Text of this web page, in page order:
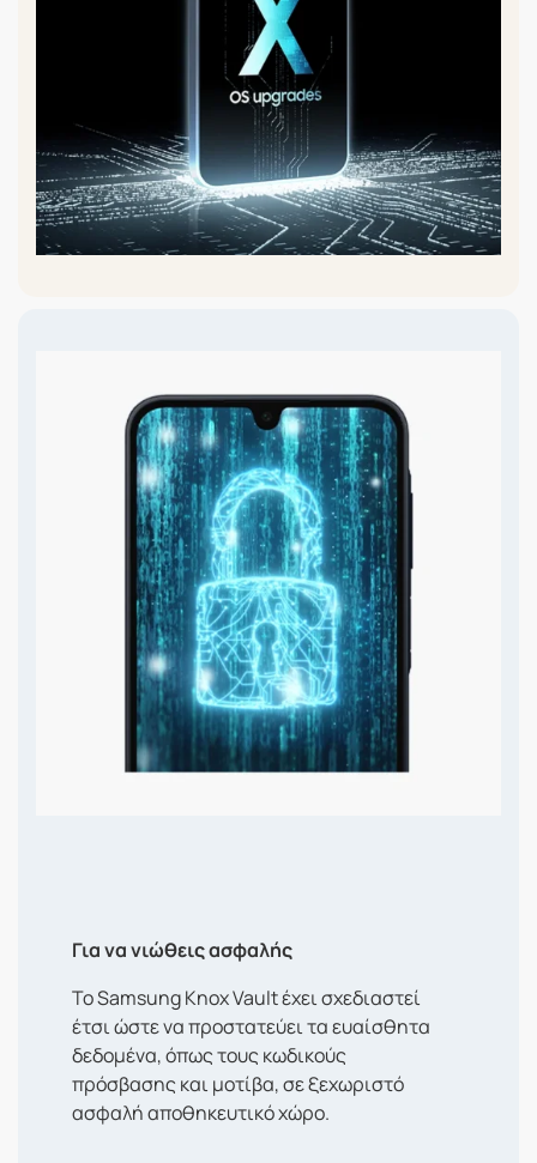
Για να νιώθεις ασφαλής
Το Samsung Knox Vault έχει σχεδιαστεί
έτσι ώστε να προστατεύει τα ευαίσθητα
δεδομένα, όπως τους κωδικούς
πρόσβασης και μοτίβα, σε ξεχωριστό
ασφαλή αποθηκευτικό χώρο.